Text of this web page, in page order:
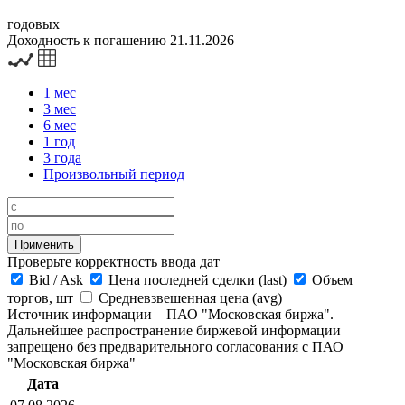
годовых
Доходность к погашению 21.11.2026
1 мес
3 мес
6 мес
1 год
3 года
Произвольный период
Проверьте корректность ввода дат
Bid /Ask Цена последней сделки (last)
Объем
торгов, шт
Средневзвешенная цена (avg)
Источник информации – ПАО "Московская биржа".
Дальнейшее распространение биржевой информации
запрещено без предварительного согласования с ПАО
"Московская биржа"
Дата